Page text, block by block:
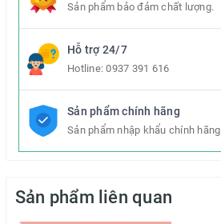
Sản phẩm bảo đảm chất lượng.
Hỗ trợ 24/7
Hotline:0937 391 616
Sản phẩm chính hãng
Sản phẩm nhập khẩu chính hãng
Sản phẩm liên quan